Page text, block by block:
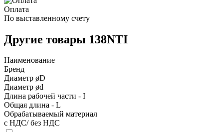
Оплата
По выставленному счету
Другие товары 138NTI
Наименование
Бренд
Диаметр øD
Диаметр ød
Длина рабочей части - I
Общая длина - L
Обрабатываемый материал
с НДС/ без НДС